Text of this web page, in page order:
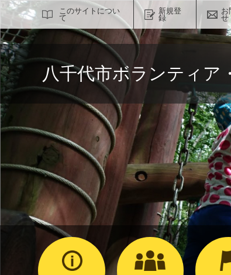
このサイトについ
て
新規登
録
お
せ
サイト内検索
八千代市ボランティア